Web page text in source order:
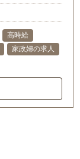
高時給
家政婦の求人